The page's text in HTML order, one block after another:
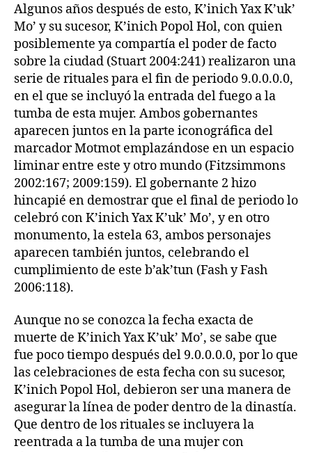
Algunos años después de esto, K’inich Yax K’uk’
Mo’ y su sucesor, K’inich Popol Hol, con quien
posiblemente ya compartía el poder de facto
sobre la ciudad (Stuart 2004:241) realizaron una
serie de rituales para el fin de periodo 9.0.0.0.0,
en el que se incluyó la entrada del fuego a la
tumba de esta mujer. Ambos gobernantes
aparecen juntos en la parte iconográfica del
marcador Motmot emplazándose en un espacio
liminar entre este y otro mundo (Fitzsimmons
2002:167; 2009:159). El gobernante 2 hizo
hincapié en demostrar que el final de periodo lo
celebró con K’inich Yax K’uk’ Mo’, y en otro
monumento, la estela 63, ambos personajes
aparecen también juntos, celebrando el
cumplimiento de este b’ak’tun (Fash y Fash
2006:118).
Aunque no se conozca la fecha exacta de
muerte de K’inich Yax K’uk’ Mo’, se sabe que
fue poco tiempo después del 9.0.0.0.0, por lo que
las celebraciones de esta fecha con su sucesor,
K’inich Popol Hol, debieron ser una manera de
asegurar la línea de poder dentro de la dinastía.
Que dentro de los rituales se incluyera la
reentrada a la tumba de una mujer con